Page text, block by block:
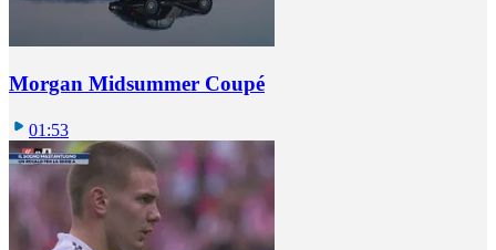
Morgan Midsummer Coupé
01:53